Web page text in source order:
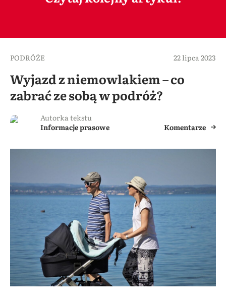
PODRÓŻE 22 lipca 2023
Wyjazd z niemowlakiem – co
zabrać ze sobą w podróż?
Autorka tekstu
Informacje prasowe
Komentarze